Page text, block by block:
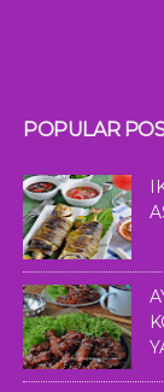
POPULAR